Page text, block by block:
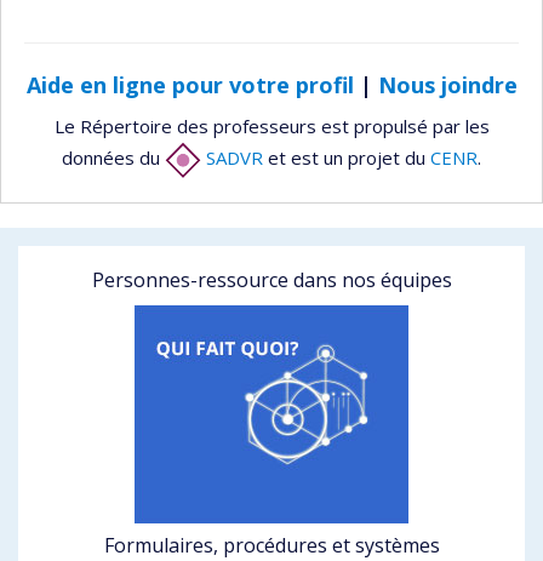
Aide en ligne pour votre profil | Nous joindre
Le Répertoire des professeurs est propulsé par les
données du
SADVR et est un projet du CENR.
Personnes-ressource dans nos équipes
Formulaires, procédures et systèmes